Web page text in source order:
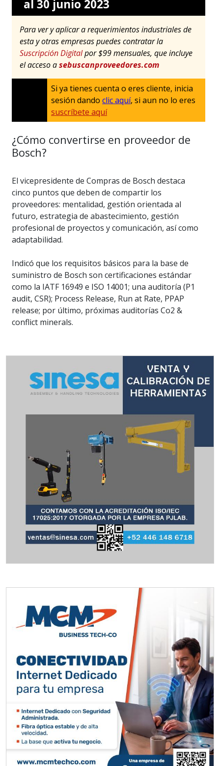
al 30 junio 2023
Para ver y aplicar a requerimientos industriales de
esta y otras empresas puedes contratar la
Suscripción Digitalpor $99 mensuales, que incluye
el acceso asebuscanproveedores.com
Si ya tienes cuenta o eres cliente, inicia
sesión dando clic aquí, si aun no lo eres
suscríbete aquí
¿Cómo convertirse en proveedor de
Bosch?
El vicepresidente de Compras de Bosch destaca
cinco puntos que deben de compartir los
proveedores: mentalidad, gestión orientada al
futuro, estrategia de abastecimiento, gestión
profesional de proyectos y comunicación, así como
adaptabilidad.
Indicó que los requisitos básicos para la base de
suministro de Bosch son certificaciones estándar
como la IATF 16949 e ISO 14001; una auditoría (P1
audit, CSR); Process Release, Run at Rate, PPAP
release; por último, próximas auditorías Co2 &
conflict minerals.